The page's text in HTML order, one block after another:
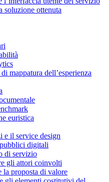
soluzione ottenuta
mappatura dell’esperienza
euristica
e il service design
digitali
di servizio
gli attori coinvolti
la proposta di valore